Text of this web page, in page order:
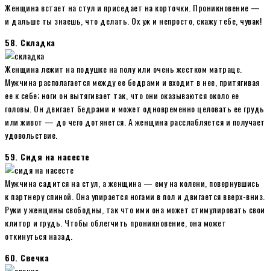
Женщина встает на стул и приседает на корточки. Проникновение —
и дальше ты знаешь, что делать. Ох уж и непросто, скажу тебе, чувак!
58. Складка
Женщина лежит на подушке на полу или очень жестком матраце.
Мужчина располагается между ее бедрами и входит в нее, притягивая
ее к себе; ноги он вытягивает так, что они оказываются около ее
головы. Он двигает бедрами и может одновременно целовать ее грудь
или живот — до чего дотянется. А женщина расслабляется и получает
удовольствие.
59. Сидя на насесте
Мужчина садится на стул, а женщина — ему на колени, повернувшись
к партнеру спиной. Она упирается ногами в пол и двигается вверх-вниз.
Руки у женщины свободны, так что ими она может стимулировать свои
клитор и грудь. Чтобы облегчить проникновение, она может
откинуться назад.
60. Свечка